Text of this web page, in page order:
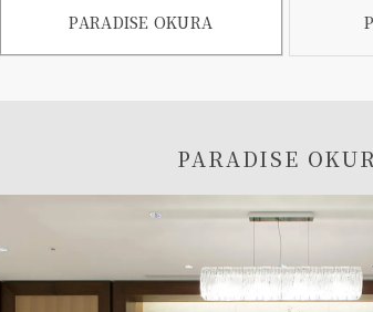
PARADISE OKURA
PARADISE